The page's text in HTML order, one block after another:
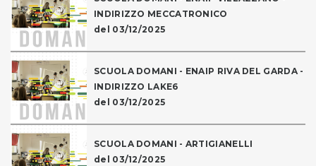
INDIRIZZO MECCATRONICO
del 03/12/2025
SCUOLA DOMANI - ENAIP RIVA DEL GARDA -
INDIRIZZO LAKE6
del 03/12/2025
SCUOLA DOMANI - ARTIGIANELLI
del 03/12/2025